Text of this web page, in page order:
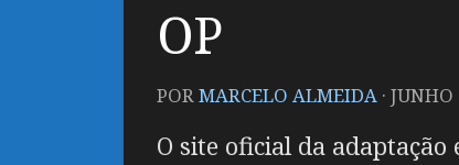
OP
PORMARCELO ALMEIDA · JUNHO
O site oficial da adaptação